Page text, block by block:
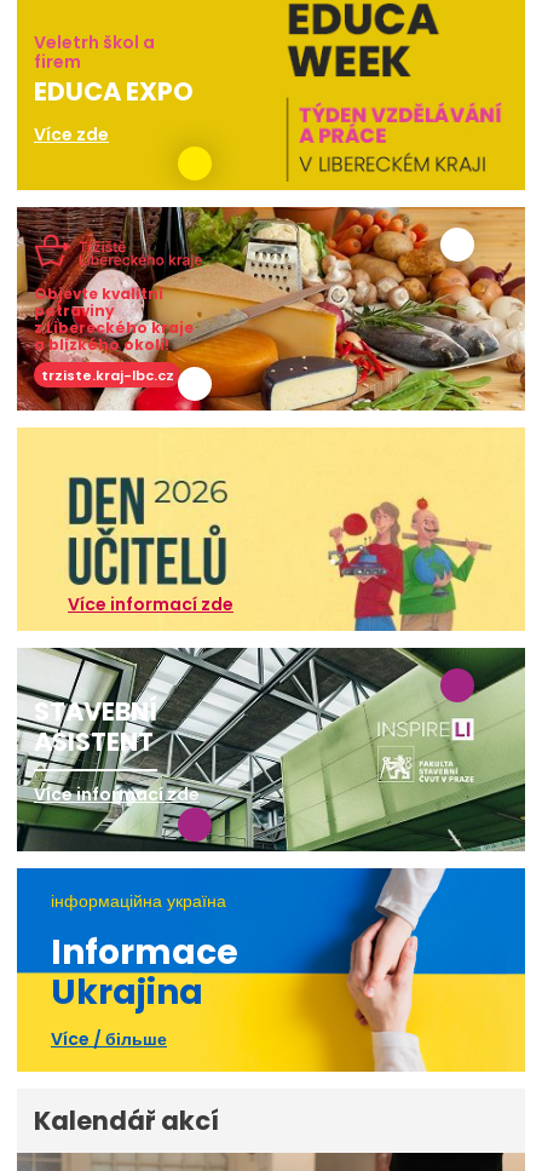
Veletrh škol a
firem
EDUCA EXPO
Více zde
Objevte kvalitní
potraviny
z Libereckého kraje
a blízkého okolí!
trziste.kraj-lbc.cz
Více informací zde
STAVEBNÍ
ASISTENT
Více informací zde
інформаційна україна
Informace
Ukrajina
Více / більше
Kalendář akcí